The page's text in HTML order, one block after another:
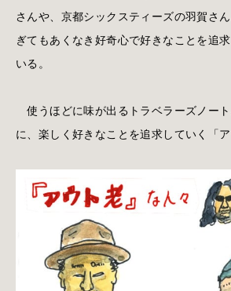
さんや、京都シックスティーズの羽賀さ
ぎてもあくなき好奇心で好きなことを追
いる。
使うほどに味が出るトラベラーズノー
に、楽しく好きなことを追求していく「ア